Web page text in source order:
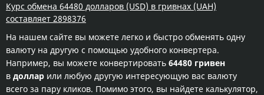
Курс обмена 64480 долларов (USD) в гривнах (UAH)
составляет 2898376
На нашем сайте вы можете легко и быстро обменять одну
валюту на другую с помощью удобного конвертера.
Например, вы можете конвертировать 64480 гривен
в доллар или любую другую интересующую вас валюту
всего за пару кликов. Помимо этого, вы найдете калькулятор,